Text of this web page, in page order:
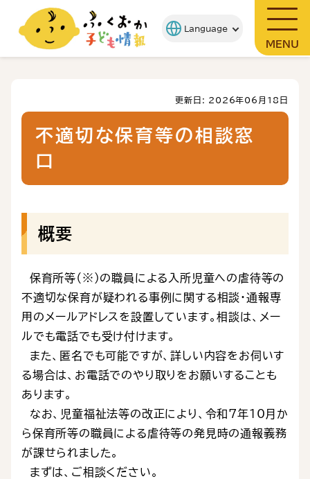
MENU
更新日: 2026年06月18日
不適切な保育等の相談窓
口
概要
保育所等（※）の職員による入所児童への虐待等の
不適切な保育が疑われる事例に関する相談・通報専
用のメールアドレスを設置しています。相談は、メー
ルでも電話でも受け付けます。
また、匿名でも可能ですが、詳しい内容をお伺いす
る場合は、お電話でのやり取りをお願いすることも
あります。
なお、児童福祉法等の改正により、令和7年10月か
ら保育所等の職員による虐待等の発見時の通報義務
が課せられました。
まずは、ご相談ください。